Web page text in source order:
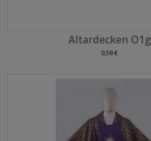
Altardecken O1g
0,58 €